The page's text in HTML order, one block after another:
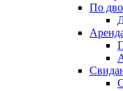
По